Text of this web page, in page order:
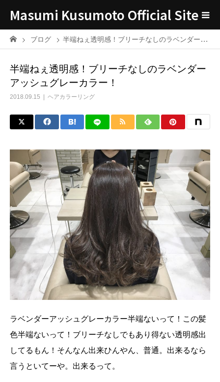
Masumi Kusumoto Official Site
ブログ 半端ねぇ透明感！ブリーチなしのラベンダーアッシュグレーカラー！
半端ねぇ透明感！ブリーチなしのラベンダー
アッシュグレーカラー！
2018.09.15 ヘアカラーリング
ラベンダーアッシュグレーカラー半端ないって！この髪
色半端ないって！ブリーチなしでもあり得ない透明感出
してるもん！そんなん出来ひんやん、普通。出来るなら
言うといてーや。出来るって。